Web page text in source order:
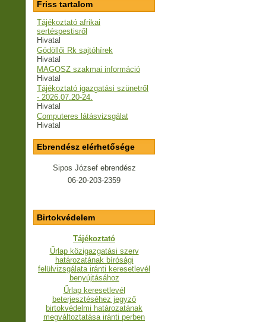
Friss tartalom
Tájékoztató afrikai
sertéspestisről
Hivatal
Gödöllői Rk sajtóhírek
Hivatal
MAGOSZ szakmai információ
Hivatal
Tájékoztató igazgatási szünetről
- 2026.07.20-24.
Hivatal
Computeres látásvizsgálat
Hivatal
Ebrendész elérhetősége
Sipos József ebrendész
06-20-203-2359
Birtokvédelem
Tájékoztató
Űrlap közigazgatási szerv
határozatának bírósági
felülvizsgálata iránti keresetlevél
benyújtásához
Űrlap keresetlevél
beterjesztéséhez jegyző
birtokvédelmi határozatának
megváltoztatása iránti perben